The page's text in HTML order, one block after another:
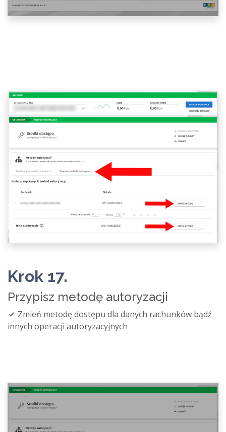
Krok 17.
Przypisz metodę autoryzacji
Zmień metodę dostępu dla danych rachunków bądź
innych operacji autoryzacyjnych